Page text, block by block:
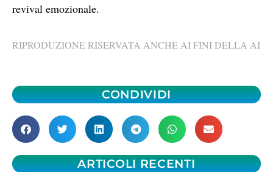
revival emozionale.
RIPRODUZIONE RISERVATA ANCHE AI FINI DELLA AI
CONDIVIDI
ARTICOLI RECENTI